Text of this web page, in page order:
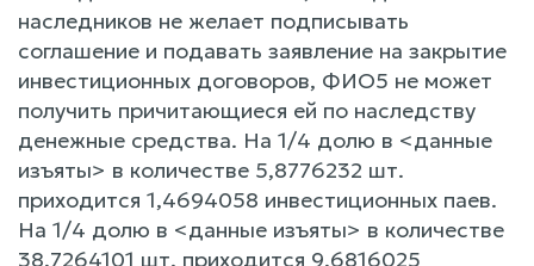
наследников не желает подписывать
соглашение и подавать заявление на закрытие
инвестиционных договоров, ФИО5 не может
получить причитающиеся ей по наследству
денежные средства. На 1/4 долю в <данные
изъяты> в количестве 5,8776232 шт.
приходится 1,4694058 инвестиционных паев.
На 1/4 долю в <данные изъяты> в количестве
38,7264101 шт. приходится 9,6816025